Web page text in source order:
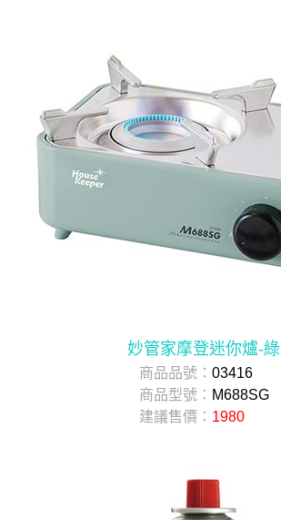
妙管家摩登迷你爐-綠
商品品號： 03416
商品型號： M688SG
建議售價： 1980